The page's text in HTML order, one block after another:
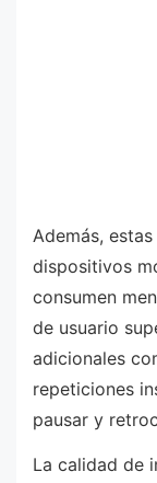
Además,
dispositivos
consumen
de usuario
adicionales
repeticiones
pausar y
La calidad de